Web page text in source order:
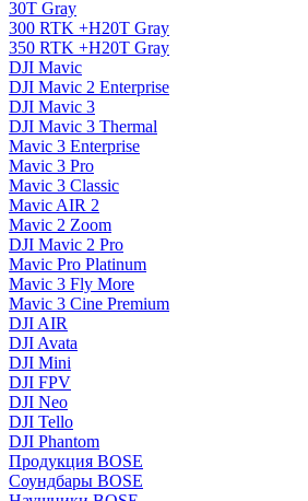
30T Gray
300 RTK +H20T Gray
350 RTK +H20T Gray
DJI Mavic
DJI Mavic 2 Enterprise
DJI Mavic 3
DJI Mavic 3 Thermal
Mavic 3 Enterprise
Mavic 3 Pro
Mavic 3 Сlassic
Mavic AIR 2
Mavic 2 Zoom
DJI Mavic 2 Pro
Mavic Pro Platinum
Mavic 3 Fly More
Mavic 3 Cine Premium
DJI AIR
DJI Avata
DJI Mini
DJI FPV
DJI Neo
DJI Tello
DJI Phantom
Продукция BOSE
Соундбары BOSE